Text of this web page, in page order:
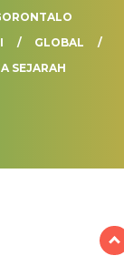
GLOBAL
SEJARAH